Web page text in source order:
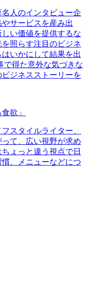
人のインタビュー企
サービスを産み出
い価値を提供するな
照らす注目のビジネ
いかにして結果を出
で得た意外な気づきな
ジネスストーリーを
欲」
スタイルライター、
て、広い視野が求め
ょっと違う視点で日
、メニューなどにつ